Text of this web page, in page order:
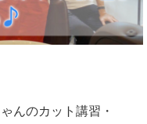
んのカット講習・